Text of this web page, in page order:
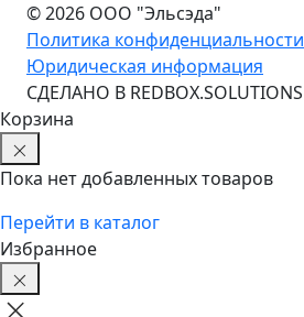
© 2026 ООО "Эльсэда"
Политика конфиденциальности
Юридическая информация
CДЕЛАНО В REDBOX.SOLUTIONS
Корзина
Пока нет добавленных товаров
Перейти в каталог
Избранное